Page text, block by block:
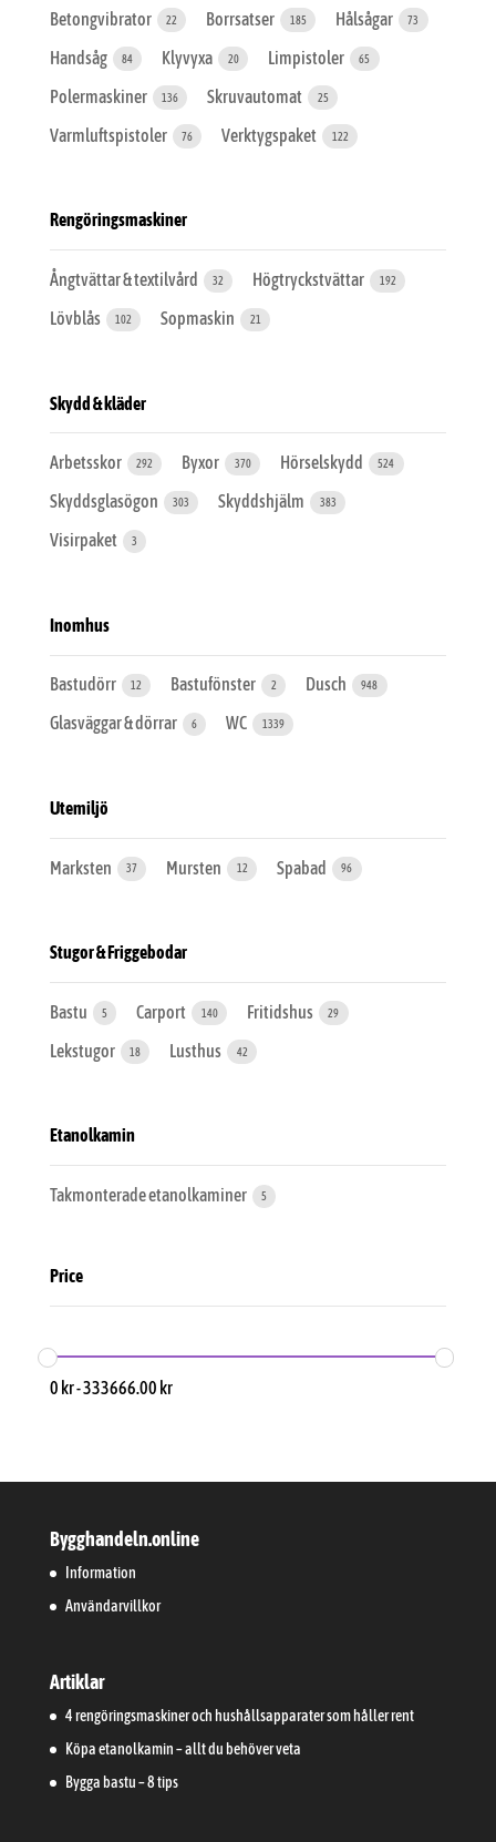
Betongvibrator 22 Borrsatser 185 Hålsågar 73
Handsåg 84 Klyvyxa 20 Limpistoler 65
Polermaskiner 136 Skruvautomat 25
Varmluftspistoler 76 Verktygspaket 122
Rengöringsmaskiner
Ångtvättar & textilvård 32 Högtryckstvättar 192
Lövblås 102 Sopmaskin 21
Skydd & kläder
Arbetsskor 292 Byxor 370 Hörselskydd 524
Skyddsglasögon 303 Skyddshjälm 383
Visirpaket 3
Inomhus
Bastudörr 12 Bastufönster 2 Dusch 948
Glasväggar & dörrar 6 WC 1339
Utemiljö
Marksten 37 Mursten 12 Spabad 96
Stugor & Friggebodar
Bastu 5 Carport 140 Fritidshus 29
Lekstugor 18 Lusthus 42
Etanolkamin
Takmonterade etanolkaminer 5
Price
0 kr-333666.00 kr
Bygghandeln.online
Information
Användarvillkor
Artiklar
4 rengöringsmaskiner och hushållsapparater som håller rent
Köpa etanolkamin – allt du behöver veta
Bygga bastu – 8 tips